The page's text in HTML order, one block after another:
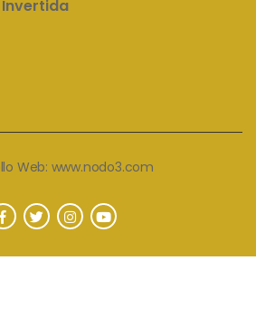
Invertida
Web: www.nodo3.com